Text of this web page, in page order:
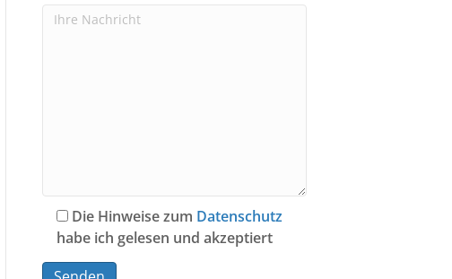
Die Hinweise zum Datenschutz
habe ich gelesen und akzeptiert